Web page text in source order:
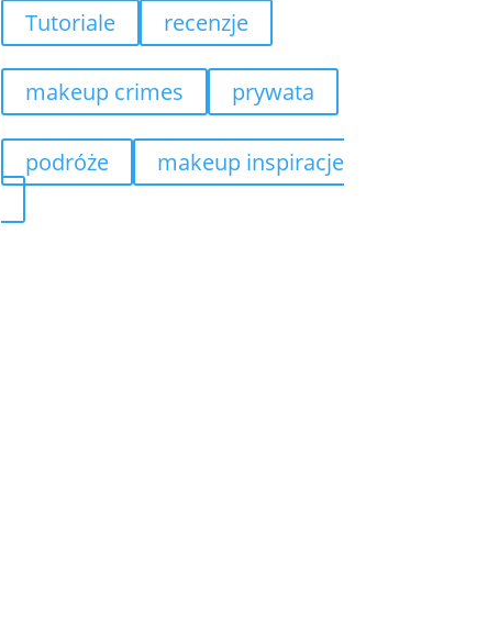
Tutoriale recenzje
makeup crimes prywata
podróże makeup inspiracje